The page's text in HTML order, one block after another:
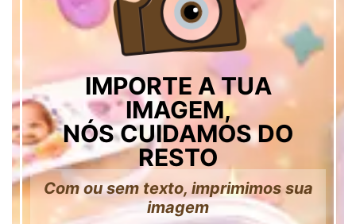
IMPORTE A TUA
IMAGEM,
NÓS CUIDAMOS DO
RESTO
Com ou sem texto, imprimimos sua
imagem